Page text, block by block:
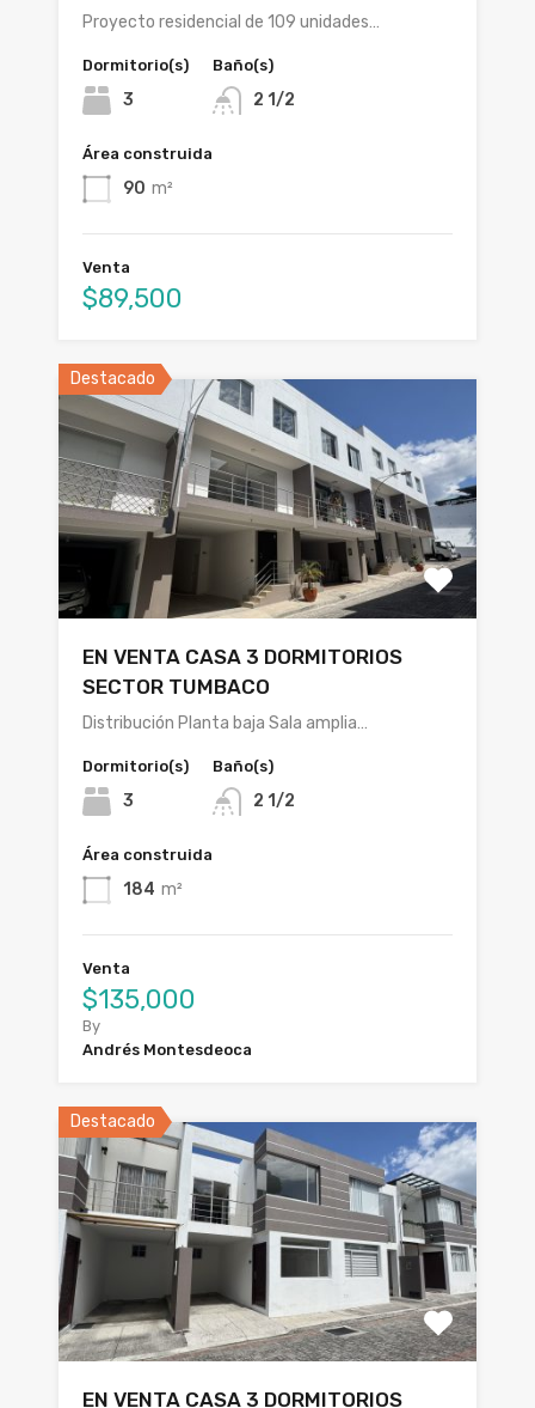
Proyecto residencial de 109 unidades…
Dormitorio(s)
3
Baño(s)
2 1/2
Área construida
90 m²
Venta
$89,500
Destacado
EN VENTA CASA 3 DORMITORIOS
SECTOR TUMBACO
Distribución Planta baja Sala amplia…
Dormitorio(s)
3
Baño(s)
2 1/2
Área construida
184 m²
Venta
$135,000
By
Andrés Montesdeoca
Destacado
EN VENTA CASA 3 DORMITORIOS